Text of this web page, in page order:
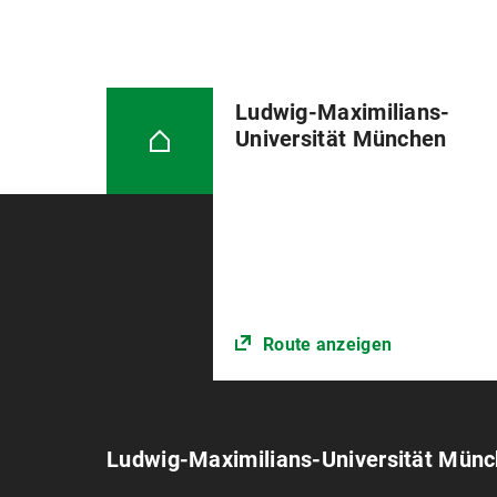
Ludwig-Maximilians-
Universität München
Route anzeigen
Ludwig-Maximilians-Universität